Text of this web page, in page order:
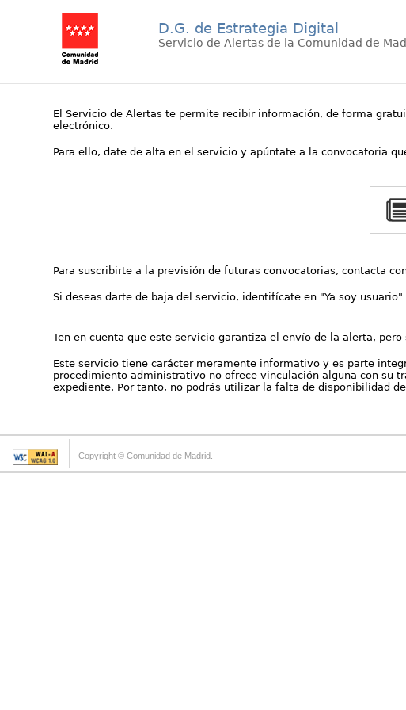
D.G. de Estrategia Digital
Servicio de Alertas de la Comunidad de
El Servicio de Alertas te permite recibir información, de forma
electrónico.
Para ello, date de alta en el servicio y apúntate a la convocatoria
Para suscribirte a la previsión de futuras convocatorias, contacta
Si deseas darte de baja del servicio, identifícate en "Ya soy
Ten en cuenta que este servicio garantiza el envío de la alerta,
Este servicio tiene carácter meramente informativo y es parte
procedimiento administrativo no ofrece vinculación alguna con su
expediente. Por tanto, no podrás utilizar la falta de disponibilidad
Copyright © Comunidad de Madrid.